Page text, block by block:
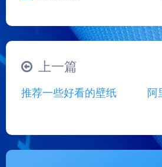
|´・ω・)ノ ヾ(≧∇≦*)ゝ
∠( ᐛ 」∠)＿
୧(๑•̀⌄•́๑)૭
(ノ
(╯°A°)╯︵○○○
φ(￣∇￣o)
上一篇
推荐一些好看的壁纸
阿